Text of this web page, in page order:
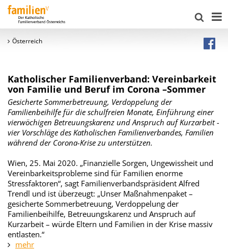
Österreich
Katholischer Familienverband: Vereinbarkeit
von Familie und Beruf im Corona –Sommer
Gesicherte Sommerbetreuung, Verdoppelung der
Familienbeihilfe für die schulfreien Monate, Einführung einer
vierwöchigen Betreuungskarenz und Anspruch auf Kurzarbeit -
vier Vorschläge des Katholischen Familienverbandes, Familien
während der Corona-Krise zu unterstützen.
Wien, 25. Mai 2020. „Finanzielle Sorgen, Ungewissheit und
Vereinbarkeitsprobleme sind für Familien enorme
Stressfaktoren“, sagt Familienverbandspräsident Alfred
Trendl und ist überzeugt: „Unser Maßnahmenpaket –
gesicherte Sommerbetreuung, Verdoppelung der
Familienbeihilfe, Betreuungskarenz und Anspruch auf
Kurzarbeit – würde Eltern und Familien in der Krise massiv
entlasten.“
mehr